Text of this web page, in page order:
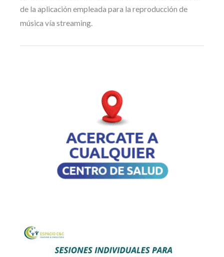
de la aplicación empleada para la reproducción de
música vía streaming.